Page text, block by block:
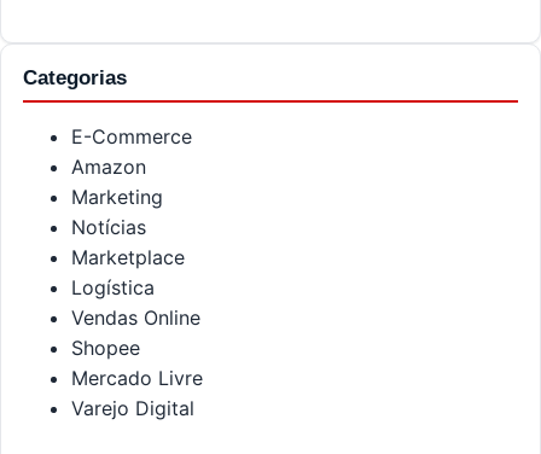
Categorias
E-Commerce
Amazon
Marketing
Notícias
Marketplace
Logística
Vendas Online
Shopee
Mercado Livre
Varejo Digital